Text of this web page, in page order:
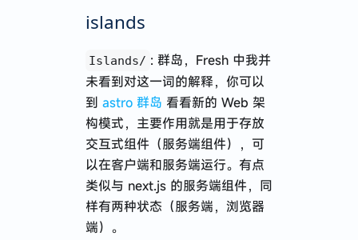
islands
Islands/ : 群岛，Fresh 中我并
未看到对这一词的解释，你可以
到 astro 群岛 看看新的 Web 架
构模式，主要作用就是用于存放
交互式组件（服务端组件），可
以在客户端和服务端运行。有点
类似与 next.js 的服务端组件，同
样有两种状态（服务端，浏览器
端）。